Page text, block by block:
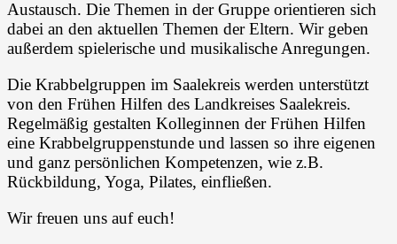
Austausch. Die Themen in der Gruppe orientieren sich
dabei an den aktuellen Themen der Eltern. Wir geben
außerdem spielerische und musikalische Anregungen.
Die Krabbelgruppen im Saalekreis werden unterstützt
von den Frühen Hilfen des Landkreises Saalekreis.
Regelmäßig gestalten Kolleginnen der Frühen Hilfen
eine Krabbelgruppenstunde und lassen so ihre eigenen
und ganz persönlichen Kompetenzen, wie z.B.
Rückbildung, Yoga, Pilates, einfließen.
Wir freuen uns auf euch!